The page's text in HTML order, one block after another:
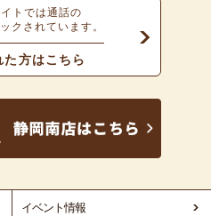
トでは通話の
クされています。
た方はこちら
イベント情報